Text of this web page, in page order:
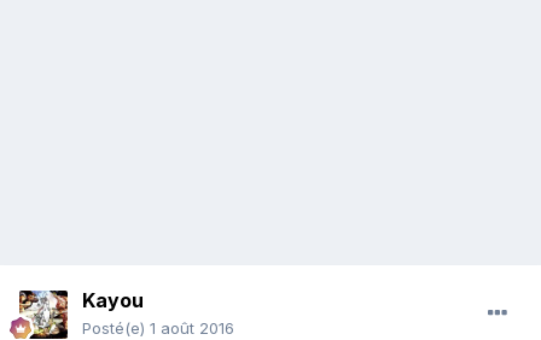
Kayou
Posté(e) 1 août 2016